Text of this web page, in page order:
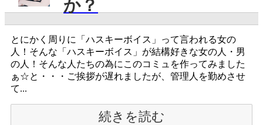
か？
とにかく周りに「ハスキーボイス」って言われる女の
人！そんな「ハスキーボイス」が結構好きな女の人・男
の人！そんな人たちの為にこのコミュを作ってみました
ぁ☆と・・・ご挨拶が遅れましたが、管理人を勤めさせ
て...
続きを読む